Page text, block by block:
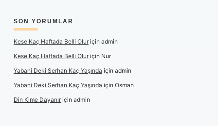
SON YORUMLAR
Kese Kaç Haftada Belli Oluriçin admin
Kese Kaç Haftada Belli Oluriçin Nur
Yabani Deki Serhan Kaç Yaşında için admin
Yabani Deki Serhan Kaç Yaşında için Osman
Din Kime Dayanıriçin admin